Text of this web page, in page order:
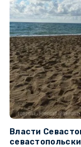
Власти